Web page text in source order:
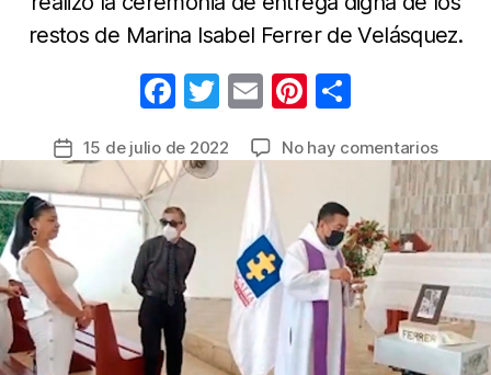
restos de Marina Isabel Ferrer de Velásquez.
F
c
b
o
o
k
T
itt
er
E
ail
Pi
er
e
st
m
ar
tir
Fecha
de
la
15 de julio de 2022 No hay comentariosen
de
años,
restos
de